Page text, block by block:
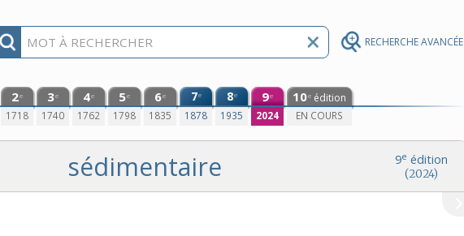
RECHERCHE AVANCÉE
2e
1718
3e
1740
4e
1762
5e
1798
6e
1835
7e
1878
8e
1935
9e
2024
10e édition
EN COURS
9e édition
(2024)
sédimentaire